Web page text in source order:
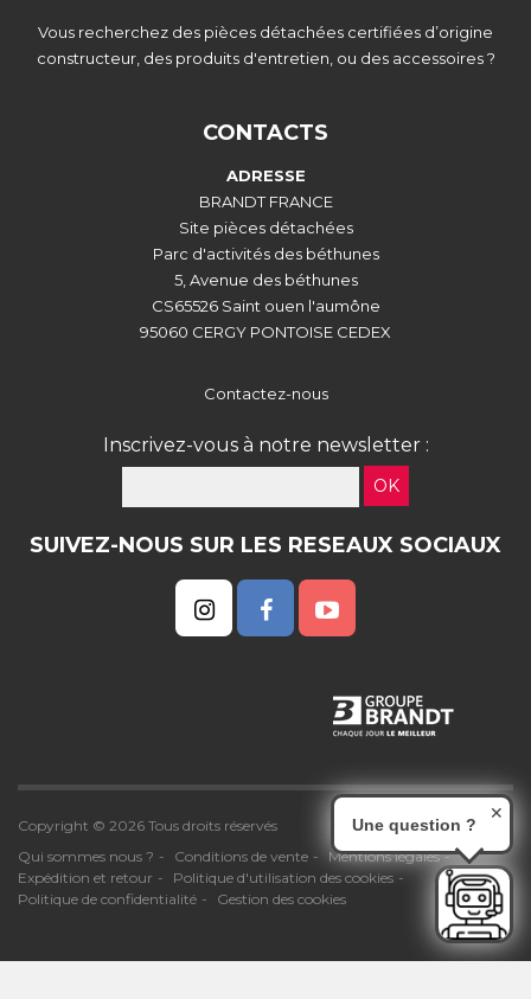
Vous recherchez des pièces détachées certifiées d’origine
constructeur, des produits d'entretien, ou des accessoires ?
CONTACTS
ADRESSE
BRANDT FRANCE
Site pièces détachées
Parc d'activités des béthunes
5, Avenue des béthunes
CS65526 Saint ouen l'aumône
95060 CERGY PONTOISE CEDEX
Contactez-nous
Inscrivez-vous à notre newsletter :
OK
SUIVEZ-NOUS SUR LES RESEAUX SOCIAUX
Copyright © 2026 Tous droits réservés
Qui sommes nous ?
Conditions de vente
Mentions légales
Expédition et retour
Politique d'utilisation des cookies
Politique de confidentialité
Gestion des cookies
Une question ?
✕